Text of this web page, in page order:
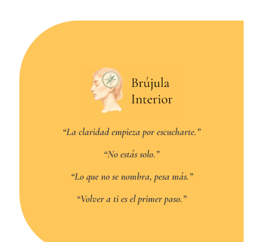
“La claridad empieza por escucharte.”
“No estás solo.”
“Lo que no se nombra, pesa más.”
“Volver a ti es el primer paso.”